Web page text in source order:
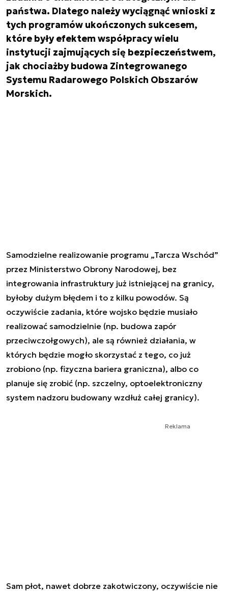
państwa. Dlatego należy wyciągnąć wnioski z
tych programów ukończonych sukcesem,
które były efektem współpracy wielu
instytucji zajmujących się bezpieczeństwem,
jak chociażby budowa Zintegrowanego
Systemu Radarowego Polskich Obszarów
Morskich.
Samodzielne realizowanie programu „Tarcza Wschód”
przez Ministerstwo Obrony Narodowej, bez
integrowania infrastruktury już istniejącej na granicy,
byłoby dużym błędem i to z kilku powodów. Są
oczywiście zadania, które wojsko będzie musiało
realizować samodzielnie (np. budowa zapór
przeciwczołgowych), ale są również działania, w
których będzie mogło skorzystać z tego, co już
zrobiono (np. fizyczna bariera graniczna), albo co
planuje się zrobić (np. szczelny, optoelektroniczny
system nadzoru budowany wzdłuż całej granicy).
Reklama
Sam płot, nawet dobrze zakotwiczony, oczywiście nie